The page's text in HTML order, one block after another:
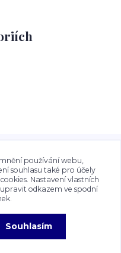
a
autorským právem. Jejich
souhlasu provozovatele
používání webu,
souhlasu také pro účely
Nastavení vlastních
odkazem ve spodní
Souhlasím